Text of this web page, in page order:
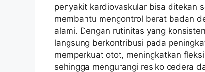
penyakit kardiovaskular bisa ditekan
membantu mengontrol berat badan
alami. Dengan rutinitas yang
langsung berkontribusi pada
memperkuat otot, meningkatkan
sehingga mengurangi resiko cedera